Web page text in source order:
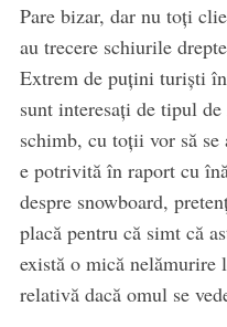
Pare bizar, dar nu toți
au trecere schiurile
Extrem de puțini turiști
sunt interesați de tipul
schimb, cu toții vor să
e potrivită în raport cu
despre snowboard,
placă pentru că simt că
există o mică nelămurire
relativă dacă omul se